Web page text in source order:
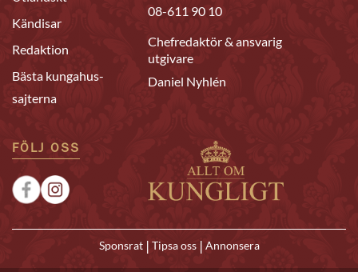
Kändisar
Redaktion
Bästa kungahus-
sajterna
08-611 90 10
Chefredaktör & ansvarig
utgivare
Daniel Nyhlén
FÖLJ OSS
Sponsrat | Tipsa oss | Annonsera